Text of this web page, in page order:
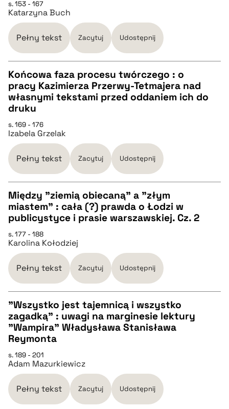
pobierz cytat
BIBTEX
pobierz cytat
s. 153 - 167
Katarzyna Buch
Pełny tekst Zacytuj Udostępnij
CZYSTY TEKST
pobierz cytat
BIBTEX
pobierz cytat
Końcowa faza procesu twórczego : o
pracy Kazimierza Przerwy-Tetmajera nad
własnymi tekstami przed oddaniem ich do
druku
s. 169 - 176
Izabela Grzelak
Pełny tekst Zacytuj Udostępnij
CZYSTY TEKST
pobierz cytat
BIBTEX
pobierz cytat
Między "ziemią obiecaną" a "złym
miastem" : cała (?) prawda o Łodzi w
publicystyce i prasie warszawskiej. Cz. 2
s. 177 - 188
Karolina Kołodziej
Pełny tekst Zacytuj Udostępnij
CZYSTY TEKST
pobierz cytat
BIBTEX
"Wszystko jest tajemnicą i wszystko
zagadką" : uwagi na marginesie lektury
"Wampira" Władysława Stanisława
Reymonta
s. 189 - 201
Adam Mazurkiewicz
Pełny tekst Zacytuj Udostępnij